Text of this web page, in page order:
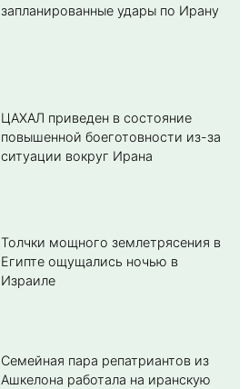
запланированные удары по Ирану
ЦАХАЛ приведен в состояние
повышенной боеготовности из-за
ситуации вокруг Ирана
Толчки мощного землетрясения в
Египте ощущались ночью в
Израиле
Семейная пара репатриантов из
Ашкелона работала на иранскую